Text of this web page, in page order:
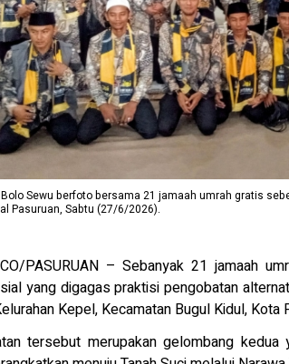
Sewu berfoto bersama 21 jamaah umrah gratis
Pasuruan, Sabtu (27/6/2026).
PASURUAN – Sebanyak 21 jamaah
yang digagas praktisi pengobatan
Kepel, Kecamatan Bugul Kidul,
tersebut merupakan gelombang